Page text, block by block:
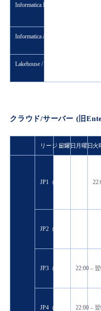
Informatica Enterprise Data Catalog
Informatica Axon Data Governance
Lakehouse / Databricks
クラウド/サーバー (旧
リージョン
日曜日 月曜日 火
JP1（日本）
JP2（日本）
JP3（日本） 22:00 –
JP4（日本） 22:00 –